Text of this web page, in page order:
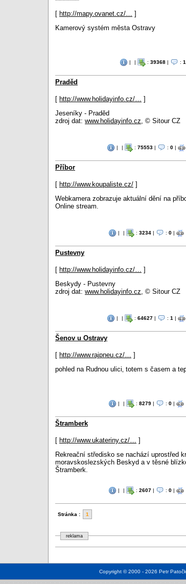
[ http://mapy.ovanet.cz/…
]
Kamerový systém města Ostravy
| | : 39368| : 1
Praděd
[ http://www.holidayinfo.cz/…
]
Jeseníky - Praděd
zdroj dat: www.holidayinfo.cz , © Sitour CZ
| | : 75553| : 0|
Příbor
[ http://www.koupaliste.cz/ ]
Webkamera zobrazuje aktuální dění na
Online stream.
| | : 3234| : 0|
Pustevny
[ http://www.holidayinfo.cz/…
]
Beskydy - Pustevny
zdroj dat: www.holidayinfo.cz , © Sitour CZ
| | : 64627| : 1 |
Šenov u Ostravy
[ http://www.rajpneu.cz/…
]
pohled na Rudnou ulici‚ totem s časem a
| | : 8279| : 0|
Štramberk
[ http://www.ukateriny.cz/…
]
Rekreační středisko se nachází uprostřed
moravskoslezských Beskyd a v těsné
Štramberk.
| | : 2607| : 0|
Stránka : 1
reklama
Copyright © 2000 - 2026 Petr